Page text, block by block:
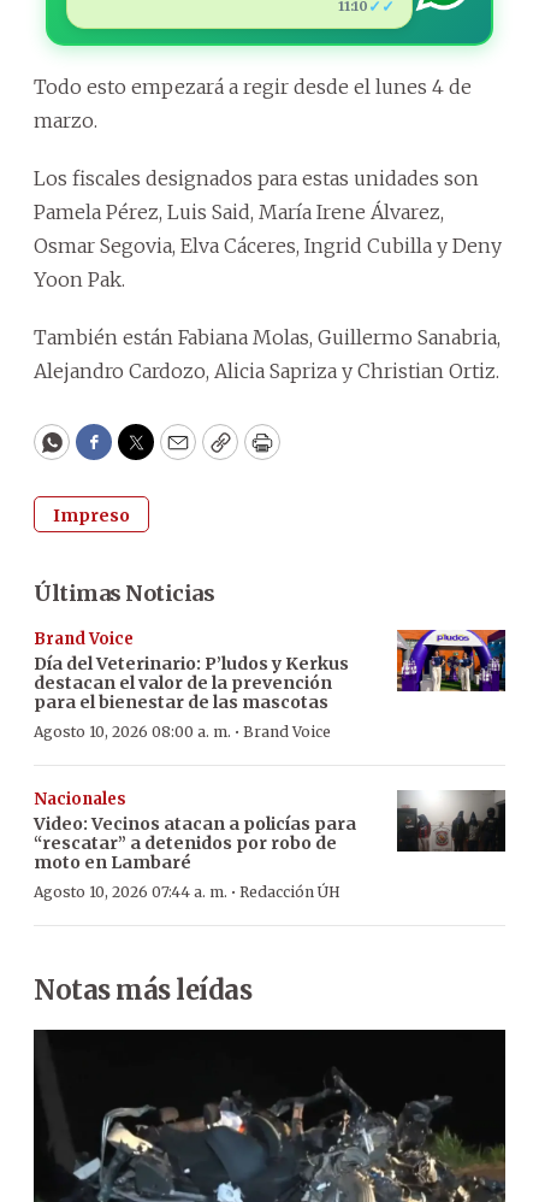
11:10 ✓✓
Todo esto empezará a regir desde el lunes 4 de
marzo.
Los fiscales designados para estas unidades son
Pamela Pérez, Luis Said, María Irene Álvarez,
Osmar Segovia, Elva Cáceres, Ingrid Cubilla y Deny
Yoon Pak.
También están Fabiana Molas, Guillermo Sanabria,
Alejandro Cardozo, Alicia Sapriza y Christian Ortiz.
WhatsApp
Facebook
Twitter
EmailCopyPrint
Impreso
Últimas Noticias
Brand Voice
Día del Veterinario: P’ludos y Kerkus
destacan el valor de la prevención
para el bienestar de las mascotas
Agosto 10, 2026 08:00 a. m. · Brand Voice
Nacionales
Video: Vecinos atacan a policías para
“rescatar” a detenidos por robo de
moto en Lambaré
Agosto 10, 2026 07:44 a. m. · Redacción ÚH
Notas más leídas